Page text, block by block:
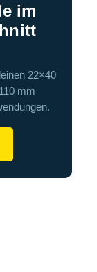
im
22×40
mm